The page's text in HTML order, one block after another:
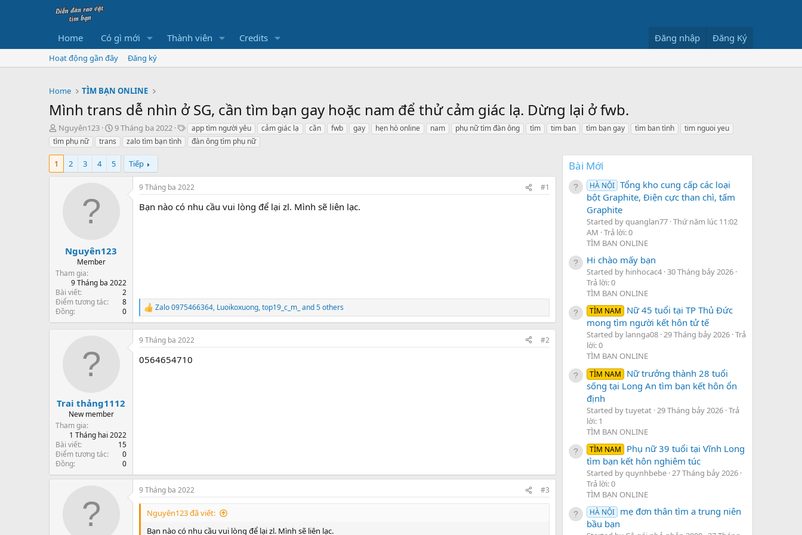
Home Có gì mới Thành viên Credits Đăng nhập Đăng Ký
Hoạt động gần đây Đăng ký
Home TÌM BẠN ONLINE
Mình trans dễ nhìn ở SG, cần tìm bạn gay hoặc nam để thử cảm giác lạ. Dừng lại ở fwb.
B
ắ
t
ầ
Nguyên123
N
g
à
y
b
9 Tháng ba 2022
T
h
ẻ
app tìm người yêu cảm giác lạ cần fwb gay hẹn hò online nam phụ nữ tìm đàn ông tìm tim ban tìm bạn gay tìm ban tình
tim nguoi yeu
tìm phụ nữ
trans zalo tìm bạn tình đàn ông tìm phụ nữ
1 2 3 4 5 Tiếp
Nguyên123
Member
Tham gia
9 Tháng ba 2022
Bài viết
2
Điểm tương tác
8
Đồng
0
9 Tháng ba 2022 #1
Bạn nào có nhu cầu vui lòng để lại zl. Mình sẽ liên lạc.
R
e
a
c
t
i
Zalo 0975466364, Luoikoxuong,top19_c_m_ and 5 others
Trai thảng1112
New member
Tham gia
1 Tháng hai 2022
Bài viết
15
Điểm tương tác
0
Đồng
0
9 Tháng ba 2022 #2
0564654710
9 Tháng ba 2022 #3
Nguyên123 đã viết:
Bạn nào có nhu cầu vui lòng để lại zl. Mình sẽ liên lạc.
Bài Mới
HÀ NỘI Tổng kho cung cấp các loại
bột Graphite, Điện cực than chì, tấm
Graphite
Started by quanglan77 Thứ năm lúc 11:02
AM Trả lời: 0
TÌM BẠN ONLINE
Hi chào mấy bạn
Started by hinhocac4 30 Tháng bảy 2026
Trả lời: 0
TÌM BẠN ONLINE
TÌM NAM
Nữ 45 tuổi tại TP Thủ Đức
mong tìm người kết hôn tử tế
Started by lannga08 29 Tháng bảy 2026 Trả
lời: 0
TÌM BẠN ONLINE
TÌM NAM
Nữ trưởng thành 28 tuổi
sống tại Long An tìm bạn kết hôn ổn
định
Started by tuyetat 29 Tháng bảy 2026 Trả
lời: 1
TÌM BẠN ONLINE
TÌM NAM
Phụ nữ 39 tuổi tại Vĩnh Long
tìm bạn kết hôn nghiêm túc
Started by quynhbebe 27 Tháng bảy 2026
Trả lời: 0
TÌM BẠN ONLINE
HÀ NỘI mẹ đơn thân tìm a trung niên
bầu bạn